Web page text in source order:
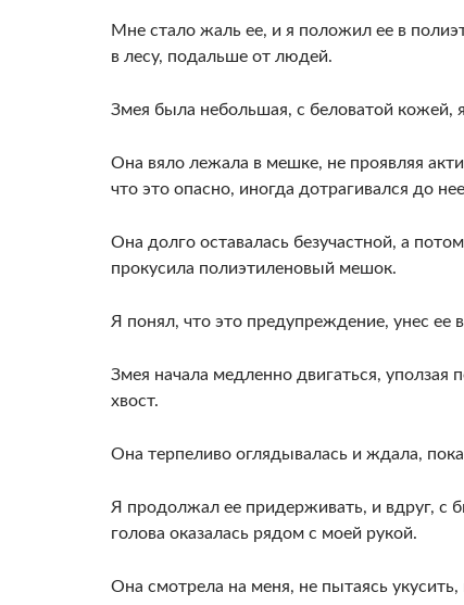
Мне стало жаль ее, и я положил ее в
в лесу, подальше от людей.
Змея была небольшая, с беловатой кожей,
Она вяло лежала в мешке, не проявляя
что это опасно, ино­гда дотрагивался до
Она долго оста­валась безучастной, а
прокусила полиэтиленовый мешок.
Я понял, что это предупреждение, унес ее
Змея начала медленно двигаться, уползая
хвост.
Она терпеливо оглядывалась и ждала,
Я про­должал ее придерживать, и вдруг, с
голова оказалась рядом с моей рукой.
Она смотрела на меня, не пы­таясь